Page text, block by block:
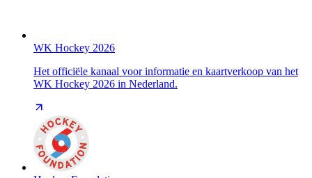
WK Hockey 2026
Het officiële kanaal voor informatie en kaartverkoop van het
WK Hockey 2026 in Nederland.